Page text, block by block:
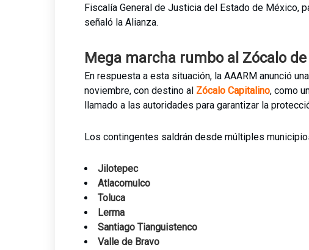
Fiscalía General de Justicia del Estado de México,
señaló la Alianza.
Mega marcha rumbo al Zócalo de
En respuesta a esta situación, la AAARM anunció
noviembre, con destino al Zócalo Capitalino, como
llamado a las autoridades para garantizar la
Los contingentes saldrán desde múltiples
Jilotepec
Atlacomulco
Toluca
Lerma
Santiago Tianguistenco
Valle de Bravo